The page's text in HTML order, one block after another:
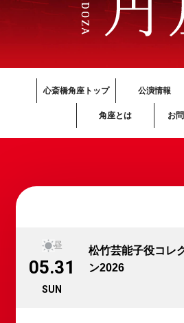
心斎橋角座トップ 公演情報
角座とは お
昼
05.31
SUN
松竹芸能子役コレ
ン2026